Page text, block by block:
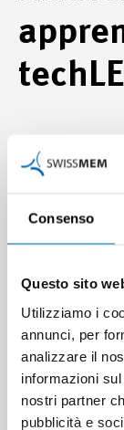
Consenso
Questo sito
Utilizziamo i
annunci, per
analizzare il
informazioni
nostri partner
pubblicità e
I prodotti di
nell'ambiente di